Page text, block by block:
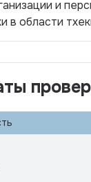
и
в области